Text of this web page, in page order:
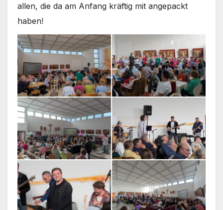
allen, die da am Anfang kräf­tig mit ange­packt
haben!